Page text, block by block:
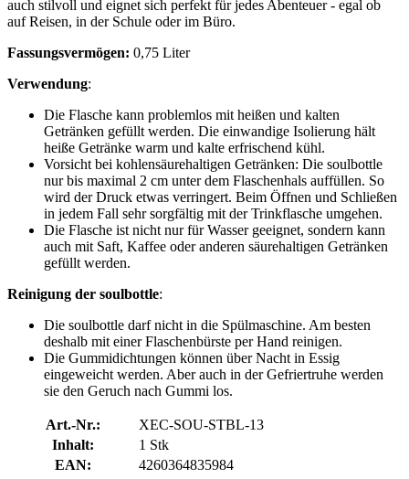
auch stilvoll und eignet sich perfekt für jedes Abenteuer - egal ob
auf Reisen, in der Schule oder im Büro.
Fassungsvermögen: 0,75 Liter
Verwendung:
Die Flasche kann problemlos mit heißen und kalten
Getränken gefüllt werden. Die einwandige Isolierung hält
heiße Getränke warm und kalte erfrischend kühl.
Vorsicht bei kohlensäurehaltigen Getränken: Die soulbottle
nur bis maximal 2 cm unter dem Flaschenhals auffüllen. So
wird der Druck etwas verringert. Beim Öffnen und Schließen
in jedem Fall sehr sorgfältig mit der Trinkflasche umgehen.
Die Flasche ist nicht nur für Wasser geeignet, sondern kann
auch mit Saft, Kaffee oder anderen säurehaltigen Getränken
gefüllt werden.
Reinigung der soulbottle:
Die soulbottle darf nicht in die Spülmaschine. Am besten
deshalb mit einer Flaschenbürste per Hand reinigen.
Die Gummidichtungen können über Nacht in Essig
eingeweicht werden. Aber auch in der Gefriertruhe werden
sie den Geruch nach Gummi los.
Art.-Nr.:
XEC-SOU-STBL-13
Inhalt:
1 Stk
EAN:
4260364835984